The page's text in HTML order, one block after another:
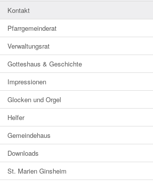
Kontakt
Pfarrgemeinderat
Verwaltungsrat
Gotteshaus & Geschichte
Impressionen
Glocken und Orgel
Helfer
Gemeindehaus
Downloads
St. Marien Ginsheim